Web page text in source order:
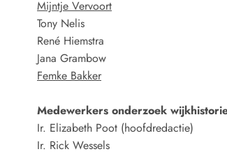
Mijntje Vervoort
Tony Nelis
René Hiemstra
Jana Grambow
Femke Bakker
Medewerkers onderzoek
Ir. Elizabeth Poot (hoofdredactie)
Ir. Rick Wessels